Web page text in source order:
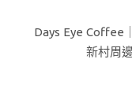
Days Eye Coffee
新村周